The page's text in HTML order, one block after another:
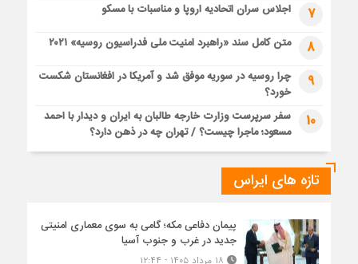
7 اجلاس سران اتحادیه اروپا و مناسبات با مسکو
8 متن کامل سند «راهبرد امنیت ملی فدراسیون روسیه» ۲۰۲۱
9
چرا روسیه در سوریه موفق شد و آمریکا در افغانستان شکست
خورد؟
10
سفر سرپرست وزارت خارجه طالبان به ایران و دیدار با احمد
مسعود؛ ماجرا چیست؟ / تهران چه در ذهن دارد؟
تازه های ایراس
پیمان دفاعی مکه؛ گامی به سوی معماری امنیتی
جدید در غرب و جنوب آسیا